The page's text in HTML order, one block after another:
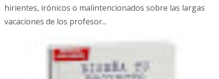
hirientes, irónicos o malintencionados sobre las largas
vacaciones de los profesor...